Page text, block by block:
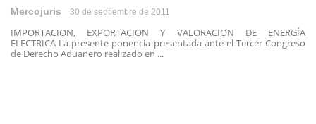
Mercojuris 30 de septiembre de 2011
IMPORTACION, EXPORTACION Y VALORACION DE ENERGÍA
ELECTRICA La presente ponencia presentada ante el Tercer Congreso
de Derecho Aduanero realizado en ...